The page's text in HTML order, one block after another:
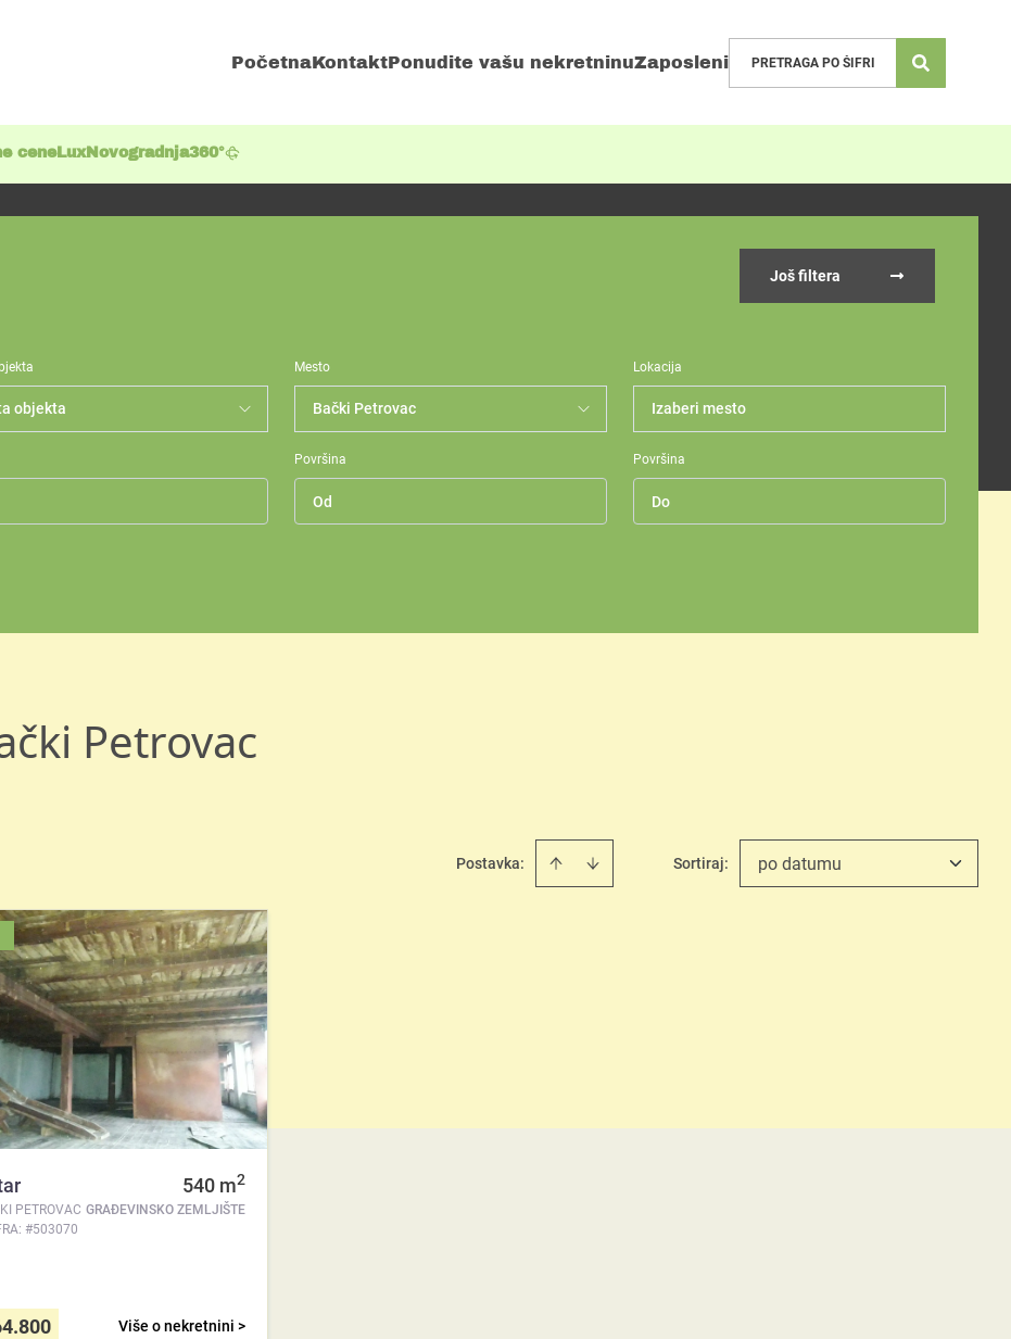
PočetnaKontaktPonudite vašu nekretninuZaposleni
ceneLuxNovogradnja360°
Još filtera
Mesto Lokacija
Izaberi mesto
Površina Površina
Petrovac
Postavka: Sortiraj: po datumu
PETROVAC
#503070
540 m2
GRAĐEVINSKO ZEMLJIŠTE
Više o nekretnini >